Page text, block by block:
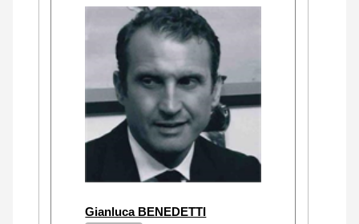
Gianluca BENEDETTI